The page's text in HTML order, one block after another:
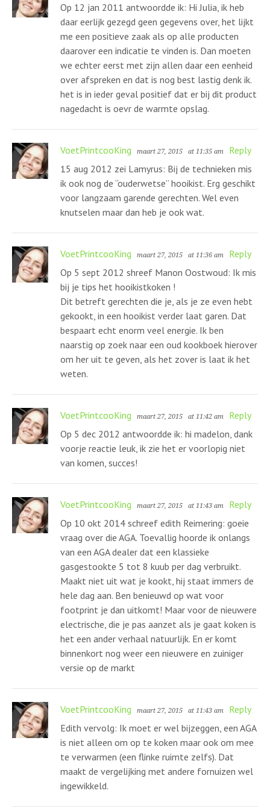
Op 12 jan 2011 antwoordde ik: Hi Julia, ik heb
daar eerlijk gezegd geen gegevens over, het lijkt
me een positieve zaak als op alle producten
daarover een indicatie te vinden is. Dan moeten
we echter eerst met zijn allen daar een eenheid
over afspreken en dat is nog best lastig denk ik.
het is in ieder geval positief dat er bij dit product
nagedacht is oevr de warmte opslag.
VoetPrintcooKing maart 27, 2015 at 11:35 am
Reply
15 aug 2012 zei Lamyrus: Bij de technieken mis
ik ook nog de “ouderwetse” hooikist. Erg geschikt
voor langzaam garende gerechten. Wel even
knutselen maar dan heb je ook wat.
VoetPrintcooKing maart 27, 2015 at 11:36 am
Reply
Op 5 sept 2012 shreef Manon Oostwoud: Ik mis
bij je tips het hooikistkoken !
Dit betreft gerechten die je, als je ze even hebt
gekookt, in een hooikist verder laat garen. Dat
bespaart echt enorm veel energie. Ik ben
naarstig op zoek naar een oud kookboek hierover
om her uit te geven, als het zover is laat ik het
weten.
VoetPrintcooKing maart 27, 2015 at 11:42 am
Reply
Op 5 dec 2012 antwoordde ik: hi madelon, dank
voorje reactie leuk, ik zie het er voorlopig niet
van komen, succes!
VoetPrintcooKing maart 27, 2015 at 11:43 am
Reply
Op 10 okt 2014 schreef edith Reimering: goeie
vraag over die AGA. Toevallig hoorde ik onlangs
van een AGA dealer dat een klassieke
gasgestookte 5 tot 8 kuub per dag verbruikt.
Maakt niet uit wat je kookt, hij staat immers de
hele dag aan. Ben benieuwd op wat voor
footprint je dan uitkomt! Maar voor de nieuwere
electrische, die je pas aanzet als je gaat koken is
het een ander verhaal natuurlijk. En er komt
binnenkort nog weer een nieuwere en zuiniger
versie op de markt
VoetPrintcooKing maart 27, 2015 at 11:43 am
Reply
Edith vervolg: Ik moet er wel bijzeggen, een AGA
is niet alleen om op te koken maar ook om mee
te verwarmen (een flinke ruimte zelfs). Dat
maakt de vergelijking met andere fornuizen wel
ingewikkeld.